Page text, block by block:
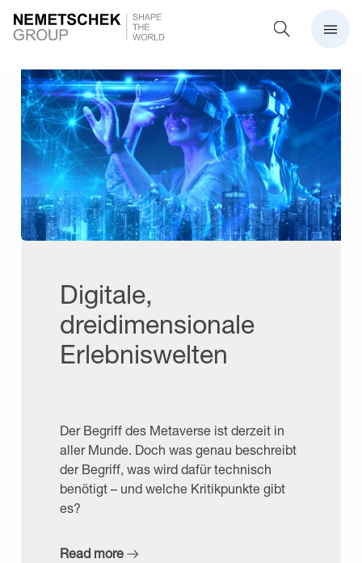
Digitale,
dreidimensionale
Erlebniswelten
Der Begriff des Metaverse ist derzeit in
aller Munde. Doch was genau beschreibt
der Begriff, was wird dafür technisch
benötigt – und welche Kritikpunkte gibt
es?
Read more